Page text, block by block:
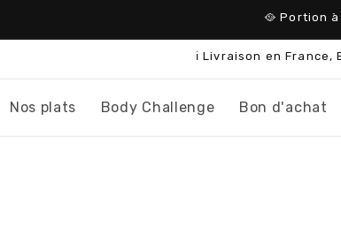
🥘 Portion
ℹ️ Livraison en France,
Nos plats Body Challenge Bon d'achat